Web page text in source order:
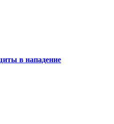
в нападение